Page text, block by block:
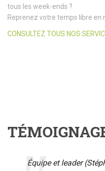
tous les week-ends ?
Reprenez votre temps libre en
CONSULTEZ TOUS NOS
Équipe et leader